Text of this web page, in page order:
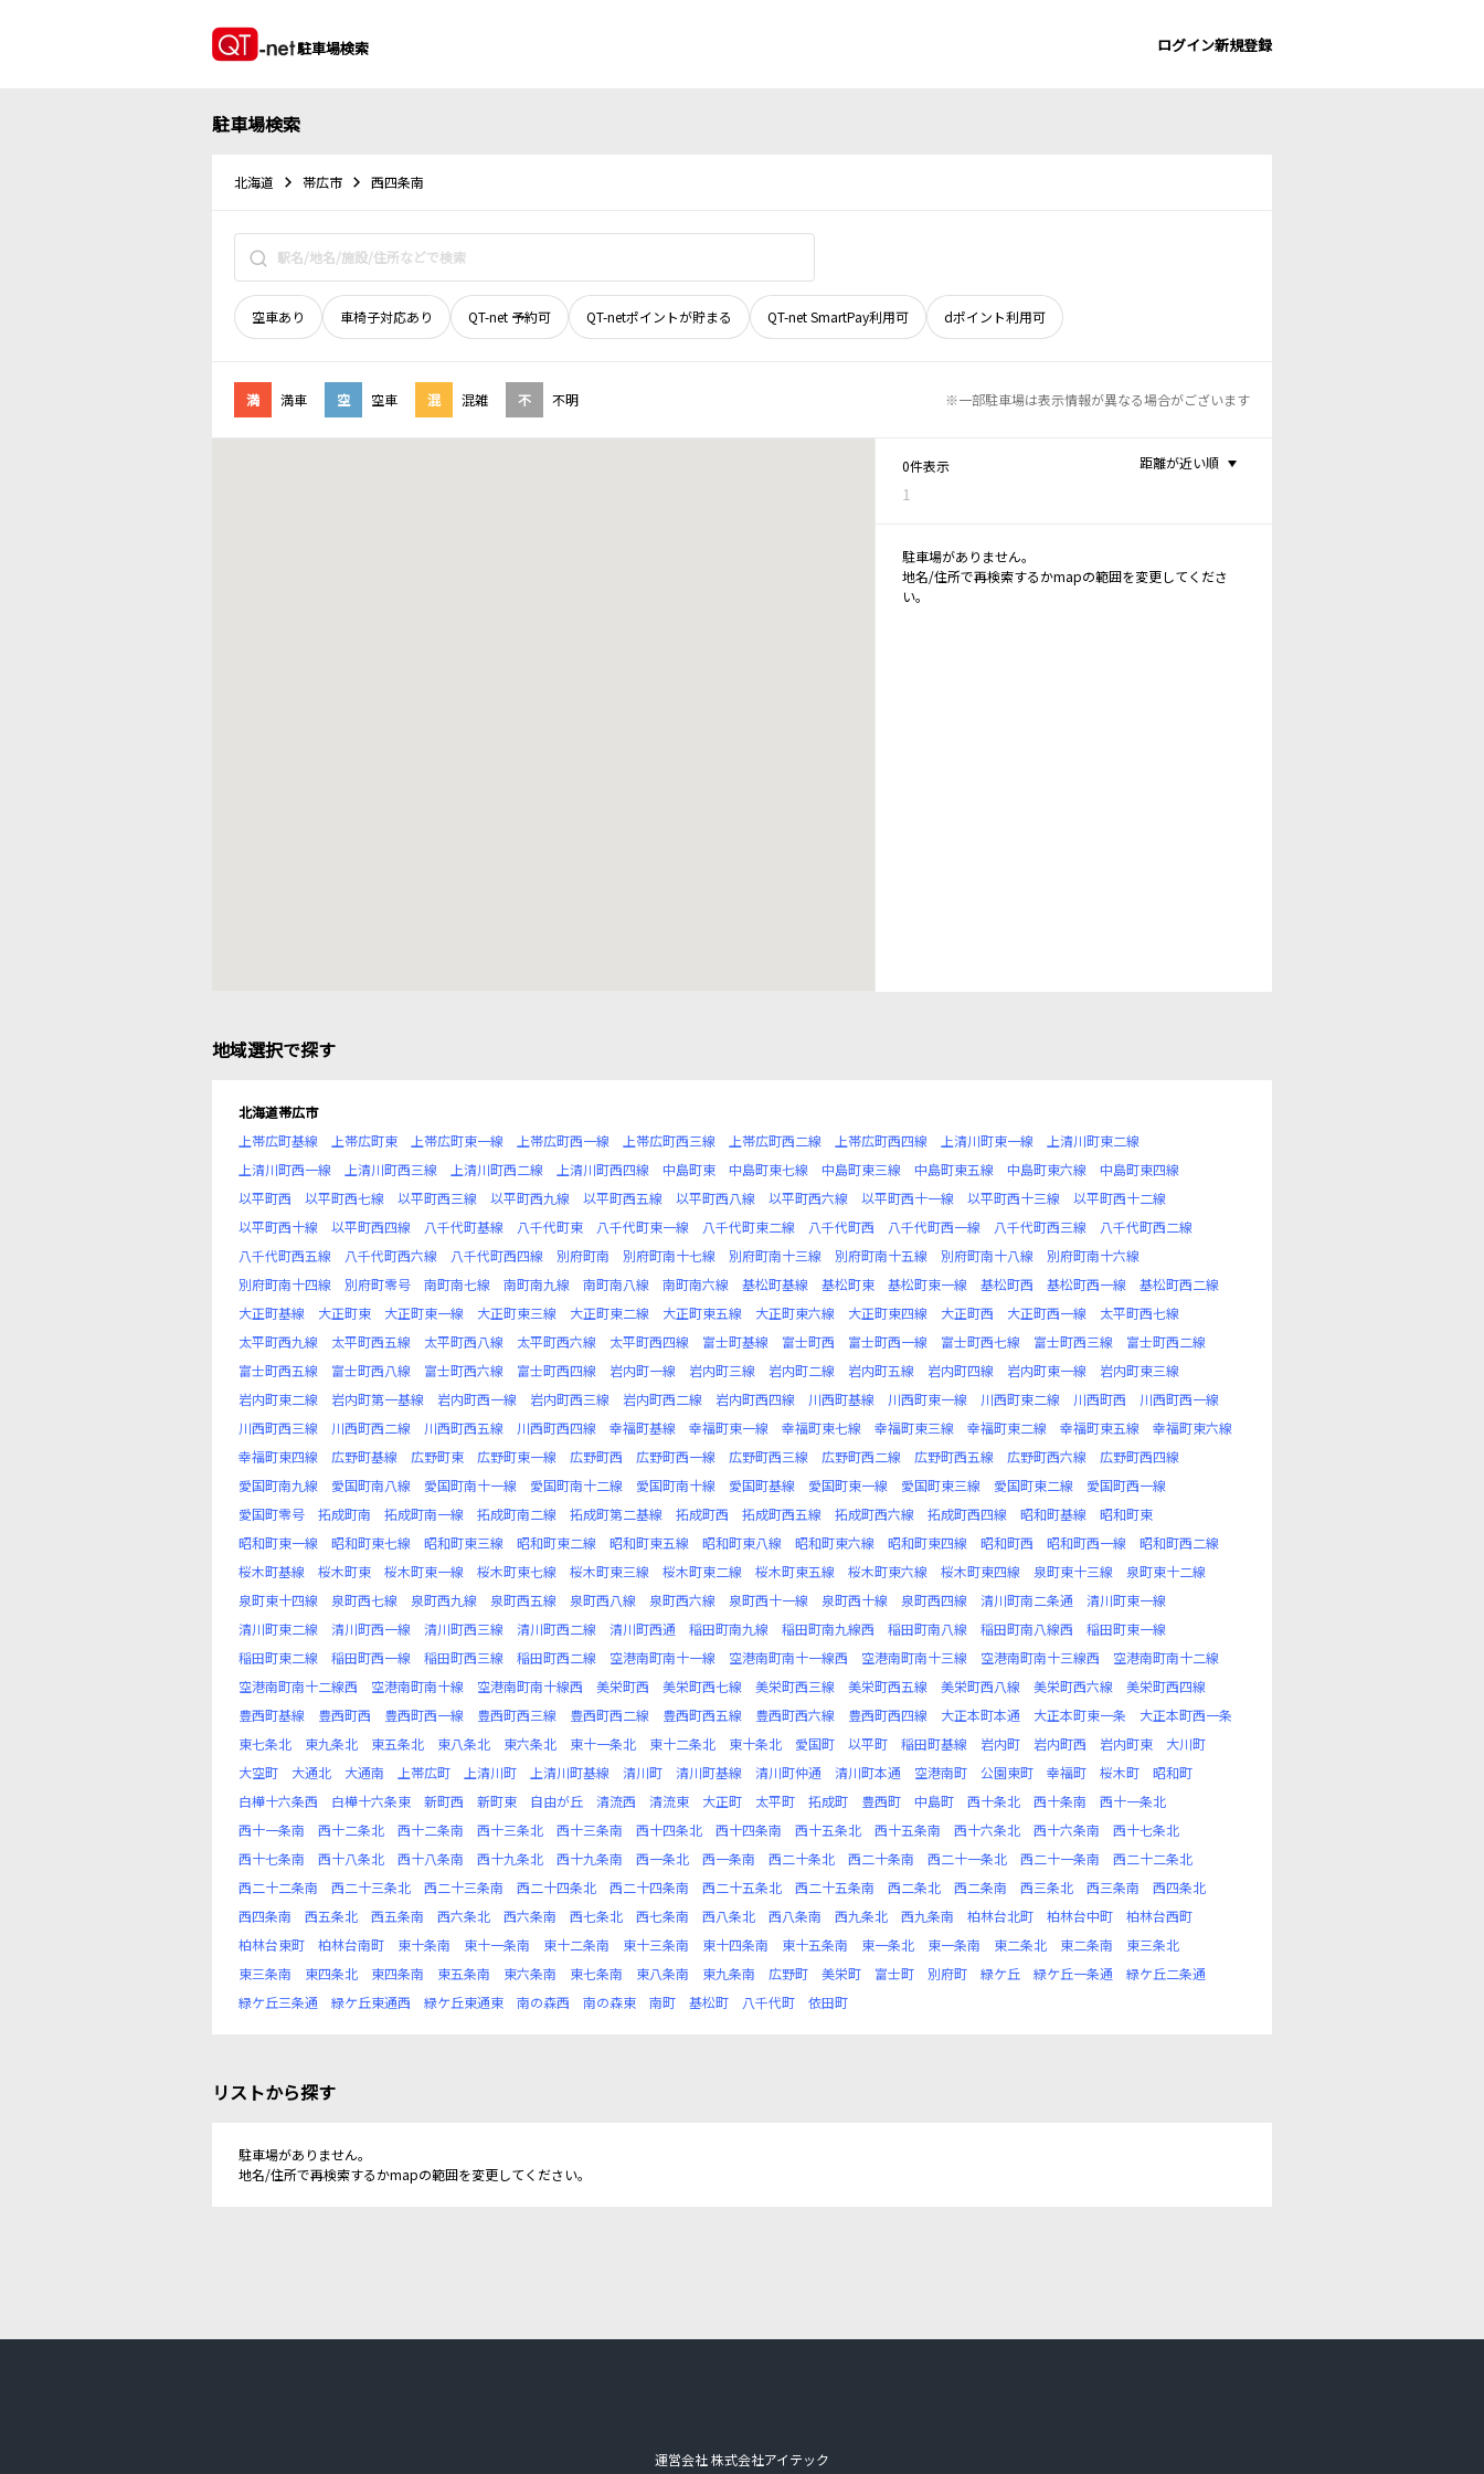
駐車場検索 ログイン新規登録
駐車場検索
北海道 帯広市 西四条南
空車あり 車椅子対応あり QT-net 予約可 QT-netポイントが貯まる QT-net SmartPay利用可 dポイント利用可
満 満車 空 空車 混 混雑 不 不明 ※一部駐車場は表示情報が異なる場合がございます
0件表示
1
距離が近い順
駐車場がありません。
地名/住所で再検索するかmapの範囲を変更してくださ
い。
地域選択で探す
北海道帯広市
上帯広町基線
上帯広町東 上帯広町東一線 上帯広町西一線 上帯広町西三線 上帯広町西二線 上帯広町西四線 上清川町東一線
上清川町東二線
上清川町西一線
上清川町西三線 上清川町西二線 上清川町西四線 中島町東 中島町東七線 中島町東三線 中島町東五線 中島町東六線
中島町東四線
以平町西
以平町西七線 以平町西三線 以平町西九線 以平町西五線 以平町西八線 以平町西六線 以平町西十一線 以平町西十三線
以平町西十二線
以平町西十線
以平町西四線 八千代町基線 八千代町東 八千代町東一線 八千代町東二線 八千代町西 八千代町西一線 八千代町西三線
八千代町西二線
八千代町西五線
八千代町西六線 八千代町西四線 別府町南 別府町南十七線 別府町南十三線 別府町南十五線 別府町南十八線
別府町南十六線
別府町南十四線
別府町零号 南町南七線 南町南九線 南町南八線 南町南六線 基松町基線 基松町東 基松町東一線 基松町西 基松町西一線
基松町西二線
大正町基線
大正町東 大正町東一線 大正町東三線 大正町東二線 大正町東五線 大正町東六線 大正町東四線 大正町西 大正町西一線
太平町西七線
太平町西九線
太平町西五線 太平町西八線 太平町西六線 太平町西四線 富士町基線 富士町西 富士町西一線 富士町西七線 富士町西三線
富士町西二線
富士町西五線
富士町西八線 富士町西六線 富士町西四線 岩内町一線 岩内町三線 岩内町二線 岩内町五線 岩内町四線 岩内町東一線
岩内町東三線
岩内町東二線
岩内町第一基線 岩内町西一線 岩内町西三線 岩内町西二線 岩内町西四線 川西町基線 川西町東一線 川西町東二線 川西町西
川西町西一線
川西町西三線
川西町西二線 川西町西五線 川西町西四線 幸福町基線 幸福町東一線 幸福町東七線 幸福町東三線 幸福町東二線 幸福町東五線
幸福町東六線
幸福町東四線
広野町基線 広野町東 広野町東一線 広野町西 広野町西一線 広野町西三線 広野町西二線 広野町西五線 広野町西六線
広野町西四線
愛国町南九線
愛国町南八線 愛国町南十一線 愛国町南十二線 愛国町南十線 愛国町基線 愛国町東一線 愛国町東三線 愛国町東二線
愛国町西一線
愛国町零号
拓成町南 拓成町南一線 拓成町南二線 拓成町第二基線 拓成町西 拓成町西五線 拓成町西六線 拓成町西四線 昭和町基線
昭和町東
昭和町東一線
昭和町東七線 昭和町東三線 昭和町東二線 昭和町東五線 昭和町東八線 昭和町東六線 昭和町東四線 昭和町西 昭和町西一線
昭和町西二線
桜木町基線
桜木町東 桜木町東一線 桜木町東七線 桜木町東三線 桜木町東二線 桜木町東五線 桜木町東六線 桜木町東四線 泉町東十三線
泉町東十二線
泉町東十四線
泉町西七線 泉町西九線 泉町西五線 泉町西八線 泉町西六線 泉町西十一線 泉町西十線 泉町西四線 清川町南二条通
清川町東一線
清川町東二線
清川町西一線 清川町西三線 清川町西二線 清川町西通 稲田町南九線 稲田町南九線西 稲田町南八線 稲田町南八線西
稲田町東一線
稲田町東二線
稲田町西一線 稲田町西三線 稲田町西二線 空港南町南十一線 空港南町南十一線西 空港南町南十三線 空港南町南十三線西
空港南町南十二線
空港南町南十二線西
空港南町南十線 空港南町南十線西 美栄町西 美栄町西七線 美栄町西三線 美栄町西五線 美栄町西八線 美栄町西六線
美栄町西四線
豊西町基線
豊西町西 豊西町西一線 豊西町西三線 豊西町西二線 豊西町西五線 豊西町西六線 豊西町西四線 大正本町本通 大正本町東一条
大正本町西一条
東七条北
東九条北 東五条北 東八条北 東六条北 東十一条北 東十二条北 東十条北 愛国町 以平町 稲田町基線 岩内町 岩内町西 岩内町東
大川町
大空町
大通北 大通南 上帯広町 上清川町 上清川町基線 清川町 清川町基線 清川町仲通 清川町本通 空港南町 公園東町 幸福町 桜木町
昭和町
白樺十六条西
白樺十六条東 新町西 新町東 自由が丘 清流西 清流東 大正町 太平町 拓成町 豊西町 中島町 西十条北 西十条南
西十一条北
西十一条南
西十二条北 西十二条南 西十三条北 西十三条南 西十四条北 西十四条南 西十五条北 西十五条南 西十六条北 西十六条南
西十七条北
西十七条南
西十八条北 西十八条南 西十九条北 西十九条南 西一条北 西一条南 西二十条北 西二十条南 西二十一条北 西二十一条南
西二十二条北
西二十二条南
西二十三条北 西二十三条南 西二十四条北 西二十四条南 西二十五条北 西二十五条南 西二条北 西二条南 西三条北 西三条南
西四条北
西四条南
西五条北 西五条南 西六条北 西六条南 西七条北 西七条南 西八条北 西八条南 西九条北 西九条南 柏林台北町 柏林台中町
柏林台西町
柏林台東町
柏林台南町 東十条南 東十一条南 東十二条南 東十三条南 東十四条南 東十五条南 東一条北 東一条南 東二条北 東二条南
東三条北
東三条南
東四条北 東四条南 東五条南 東六条南 東七条南 東八条南 東九条南 広野町 美栄町 富士町 別府町 緑ケ丘 緑ケ丘一条通
緑ケ丘二条通
緑ケ丘三条通
緑ケ丘東通西 緑ケ丘東通東 南の森西 南の森東 南町 基松町 八千代町 依田町
リストから探す
駐車場がありません。
地名/住所で再検索するかmapの範囲を変更してください。
運営会社 株式会社アイテック